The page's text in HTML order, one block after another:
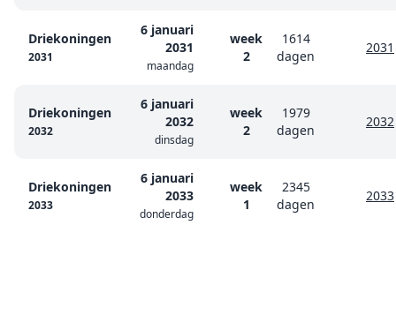
Driekoningen
2031
6 januari
2031
maandag
week
2
1614
dagen
2031
Driekoningen
2032
6 januari
2032
dinsdag
week
2
1979
dagen
2032
Driekoningen
2033
6 januari
2033
donderdag
week
1
2345
dagen
2033